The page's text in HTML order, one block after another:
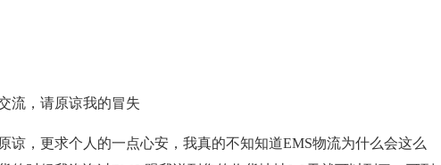
流，请原谅我的冒失
谅，更求个人的一点心安，我真的不知知道EMS物流为什么会这么